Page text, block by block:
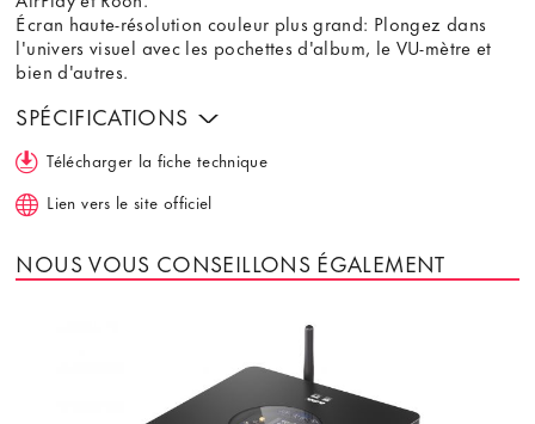
Écran haute-résolution couleur plus grand: Plongez dans
l'univers visuel avec les pochettes d'album, le VU-mètre et
bien d'autres.
SPÉCIFICATIONS
Télécharger la fiche technique
Lien vers le site officiel
NOUS VOUS CONSEILLONS ÉGALEMENT